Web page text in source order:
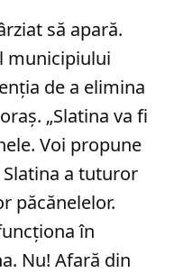
să apară.
municipiului
de a elimina
„Slatina va fi
Voi propune
a tuturor
păcănelelor.
în
Nu! Afară din